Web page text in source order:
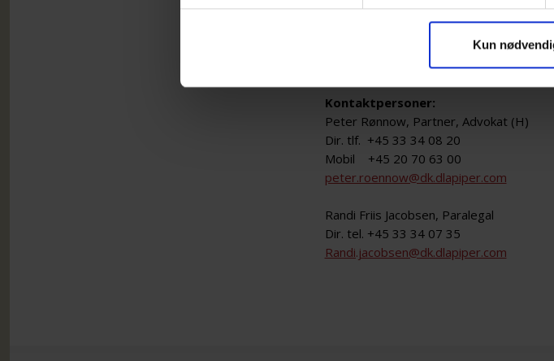
Kun
ADMINISTRATOR:
DLA Piper Denmark
Hack Kampmanns Plads 2, Niveau 3
Kontaktpersoner:
Peter Rønnow, Partner, Advokat (H)
Dir. tlf. +45 33 34 08 20
Mobil +45 20 70 63 00
peter.roennow@dk.dlapiper.com
Randi Friis Jacobsen, Paralegal
Dir. tel. +45 33 34 07 35
Randi.jacobsen@dk.dlapiper.com